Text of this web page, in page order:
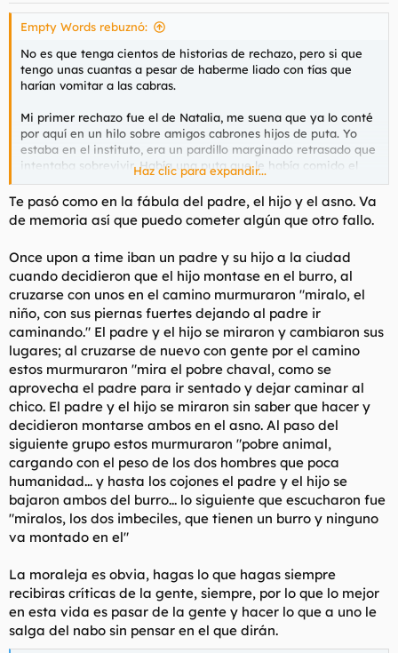
que si realmente lo intentas con él, lo conseguirás. Insiste un
poco y ya verás".
El resto de la noche lo pasé libre, feliz, y mi hamijo en la
amargura total. Fueron HORAS intentando esconderse de una
forma u otra y al final tuvimos que irnos porque no había
Empty Words rebuznó:
No es que tenga cientos de historias de rechazo, pero si que
tengo unas cuantas a pesar de haberme liado con tías que
harían vomitar a las cabras.
Mi primer rechazo fue el de Natalia, me suena que ya lo conté
por aquí en un hilo sobre amigos cabrones hijos de puta. Yo
estaba en el instituto, era un pardillo marginado retrasado que
intentaba sobrevivir. Había una puta que le había comido el
rabo a medio instituto, o eso decían. Era Natalia. Me invitó a su
cumpleaños, no sé porqué. El caso es que ella iba detrás de
uno que la trató como escoria, y cuando todos se fueron se
quedó hecha polvo sola en un parque y allí estaba yo para
lo sabía medio instituto, y a mí me daba mucho reparo. A parte
de ser un puto marginado, ahora me había liado con la puta
oficial. Ella se sentaba conmigo y me buscaba, pero yo no
podía con la presión. Los conocidos, porque eso no eran
amigos ni mierda, me decían: "que puto asco, estás con Natalia
comiendo babas de otros, puto imbécil", "pero tú sabes lo puta
que es, subnormal?".
Evidentemente la acabé rechazando. Y los mismos
subnormales que antes me llamaban subnormal por estar con
ella, me dijeron: "¿pero la dejas y no te la follas, tu eres
subnormal?", "pero tío, si está buenísima, que puto imbécil
eres".
Y esta fue la primera cerda que rechacé. Me podía haber
pasado un año entero follando pero no, por subnormal no.
Mañana más.
Haz clic para expandir...
Te pasó como en la fábula del padre, el hijo y el asno. Va
de memoria así que puedo cometer algún que otro fallo.
Once upon a time iban un padre y su hijo a la ciudad
cuando decidieron que el hijo montase en el burro, al
cruzarse con unos en el camino murmuraron "miralo, el
niño, con sus piernas fuertes dejando al padre ir
caminando." El padre y el hijo se miraron y cambiaron sus
lugares; al cruzarse de nuevo con gente por el camino
estos murmuraron "mira el pobre chaval, como se
aprovecha el padre para ir sentado y dejar caminar al
chico. El padre y el hijo se miraron sin saber que hacer y
decidieron montarse ambos en el asno. Al paso del
siguiente grupo estos murmuraron "pobre animal,
cargando con el peso de los dos hombres que poca
humanidad... y hasta los cojones el padre y el hijo se
bajaron ambos del burro... lo siguiente que escucharon fue
"miralos, los dos imbeciles, que tienen un burro y ninguno
va montado en el"
La moraleja es obvia, hagas lo que hagas siempre
recibiras críticas de la gente, siempre, por lo que lo mejor
en esta vida es pasar de la gente y hacer lo que a uno le
salga del nabo sin pensar en el que dirán.